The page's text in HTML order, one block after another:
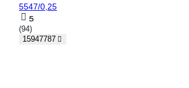
5547/0,25
5
(94)
15947787